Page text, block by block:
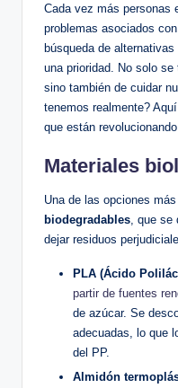
Cada vez más personas
problemas asociados
búsqueda de
una prioridad. No solo se
sino también de cuidar
tenemos realmente?
que están
Materiales
Una de las opciones
biodegradables , que
dejar residuos
PLA (Ácido
partir de fuentes
de azúcar. Se
adecuadas, lo que
del PP.
Almidón